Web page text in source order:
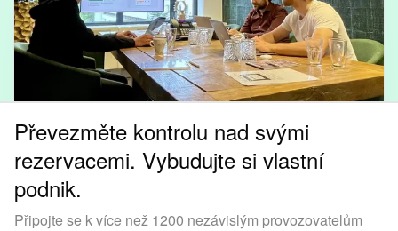
Převezměte kontrolu nad svými
rezervacemi. Vybudujte si vlastní
podnik.
Připojte se k více než 1200 nezávislým provozovatelům